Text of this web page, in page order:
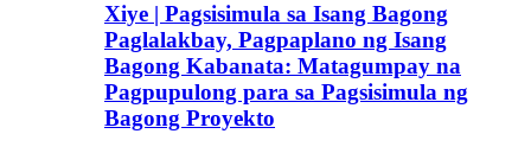
Xiye | Pagsisimula sa Isang Bagong
Paglalakbay, Pagpaplano ng Isang
Bagong Kabanata: Matagumpay na
Pagpupulong para sa Pagsisimula ng
Bagong Proyekto